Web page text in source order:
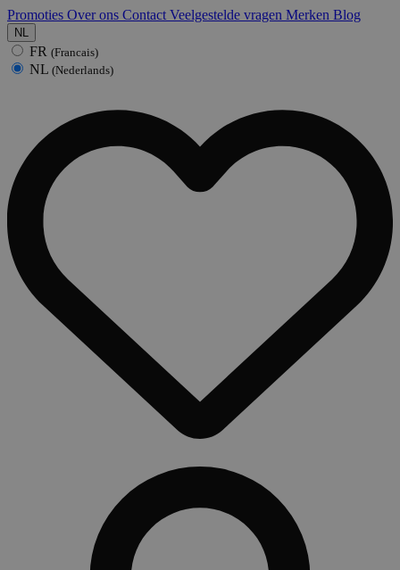
Promoties Over ons Contact Veelgestelde vragen Merken Blog
NL
FR (Francais)
NL (Nederlands)